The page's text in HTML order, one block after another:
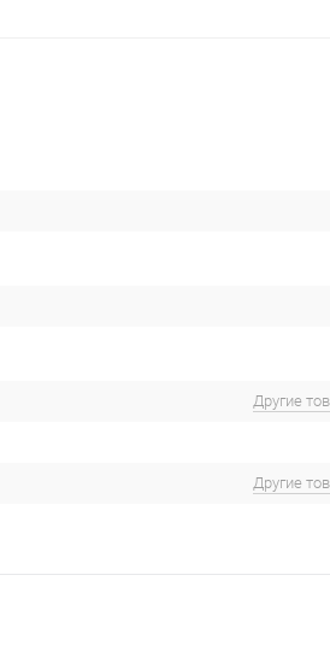
Другие
Другие